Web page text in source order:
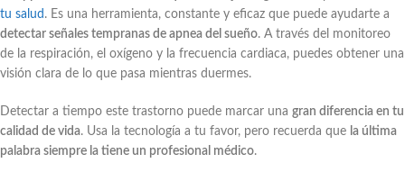
tu salud . Es una herramienta, constante y eficaz que puede ayudarte a
detectar señales tempranas de apnea del sueño. A través del monitoreo
de la respiración, el oxígeno y la frecuencia cardiaca, puedes obtener una
visión clara de lo que pasa mientras duermes.
Detectar a tiempo este trastorno puede marcar una gran diferencia en tu
calidad de vida. Usa la tecnología a tu favor, pero recuerda que la última
palabra siempre la tiene un profesional médico.